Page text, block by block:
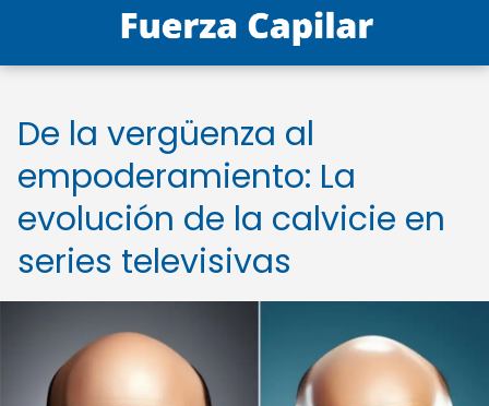
De la vergüenza al
empoderamiento: La
evolución de la calvicie en
series televisivas